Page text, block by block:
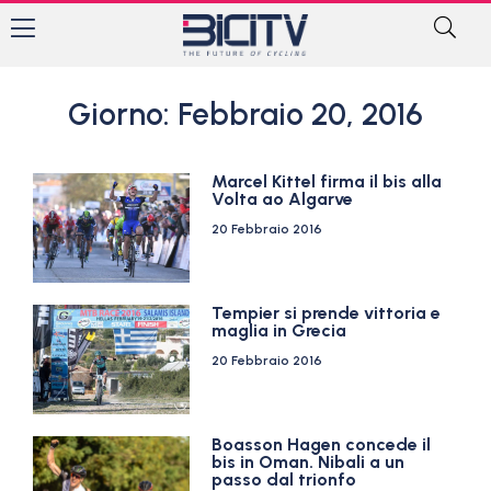
Giorno: Febbraio 20, 2016
Marcel Kittel firma il bis alla
Volta ao Algarve
20 Febbraio 2016
Tempier si prende vittoria e
maglia in Grecia
20 Febbraio 2016
Boasson Hagen concede il
bis in Oman. Nibali a un
passo dal trionfo